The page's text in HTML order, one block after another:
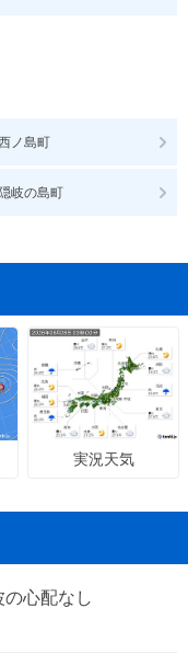
ノ島町
岐の島町
実況天気
心配なし